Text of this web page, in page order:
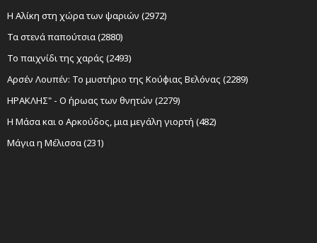
Η Αλίκη στη χώρα των ψαριών (2972)
Τα στενά παπούτσια (2880)
Το παιχνίδι της χαράς (2493)
Αρσέν Λουπέν: Το μυστήριο της Κούφιας Βελόνας (2289)
ΗΡΑΚΛΗΣ" - Ο ήρωας των θνητών (2279)
Η Μάσα και ο Αρκούδος, μια μεγάλη γιορτή (482)
Μάγια η Μέλισσα (231)